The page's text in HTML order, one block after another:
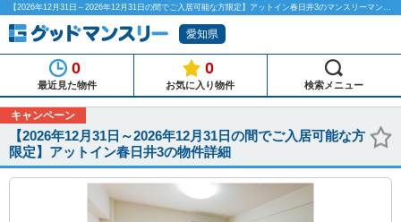
【2026年12月31日～2026年12月31日の間でご入居可能な方限定】アットイン春日井3のマンスリーマンション物件詳細「グッドマンスリー」
愛知県
0
最近見た物件
0
お気に入り物件 検索メニュー
キャンペーン
【2026年12月31日～2026年12月31日の間でご入居可能な方
限定】アットイン春日井3の物件詳細